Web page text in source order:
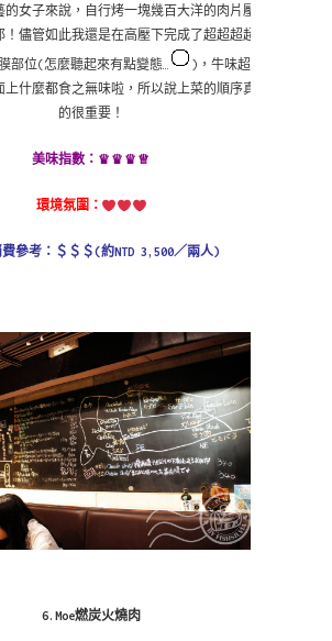
的女子來說，自行烤一塊幾百大洋的肉片壓
！儘管如此我還是在高壓下完成了超超超超
部位(怎麼聽起來有點變態…
)，牛味超
上什麼都食之無味啦，所以說上菜的順序真
的很重要！
美味指數： ♛ ♛♛♕
環境氛圍：
費參考：＄＄＄(約NTD 3,500／兩人)
6.Moe燃炭火燒肉